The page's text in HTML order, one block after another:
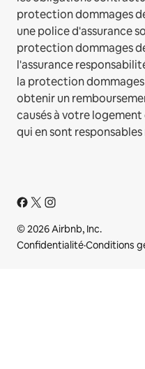
protection dommages
une police d'assurance
protection dommages
l'assurance
la protection
obtenir un
causés à votre logement
qui en sont
© 2026 Airbnb, Inc.
Confidentialité·Conditions